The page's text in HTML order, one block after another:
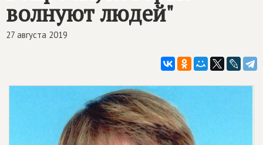
волнуют людей"
27 августа 2019